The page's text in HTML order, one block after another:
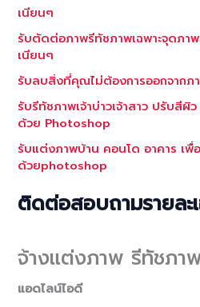
เนียนๆ
รับตัดต่อภาพรีทัชภาพเฉพาะจุดภา
เนียนๆ
รับลบสิ่งที่คุณไม่ต้องการออกจากภ
รับรีทัชภาพเจ้าบ่าวเจ้าสาว ปรับสี
ด้วย Photoshop
รับแต่งภาพบ้าน คอนโด อาคาร เพื่
ด้วยphotoshop
ติดต่อสอบถามรายล
จ้างแต่งภาพ รีทัชภา
แอดไลน์ไอดี